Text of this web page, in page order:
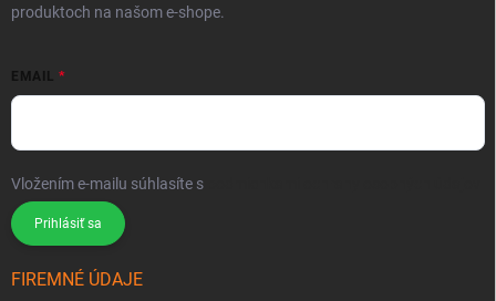
produktoch na našom e-shope.
EMAIL
Vložením e-mailu súhlasíte s
Prihlásiť sa
FIREMNÉ ÚDAJE